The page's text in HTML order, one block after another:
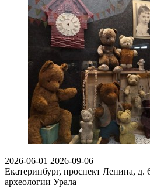
2026-06-01 2026-09-06
Екатеринбург, проспект Ленина, д.
археологии Урала